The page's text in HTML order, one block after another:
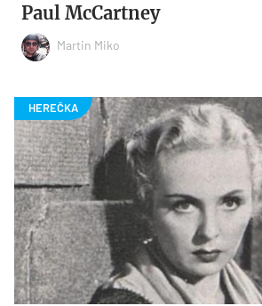
Paul McCartney
Martin Miko